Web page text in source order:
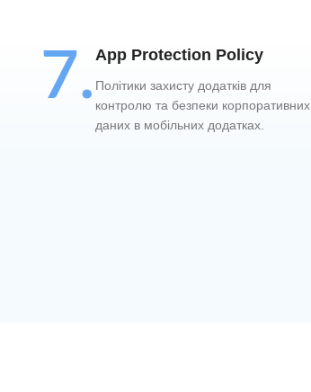
7.App Protection Policy
Політики захисту додатків для
контролю та безпеки корпоративних
даних в мобільних додатках.